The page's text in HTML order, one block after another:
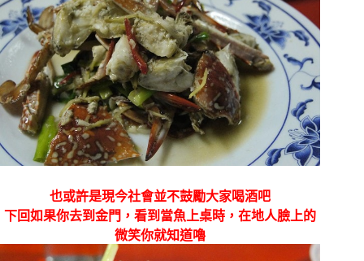
也或許是現今社會並不鼓勵大家喝酒吧
下回如果你去到金門，看到當魚上桌時，在地人臉上的
微笑你就知道嚕